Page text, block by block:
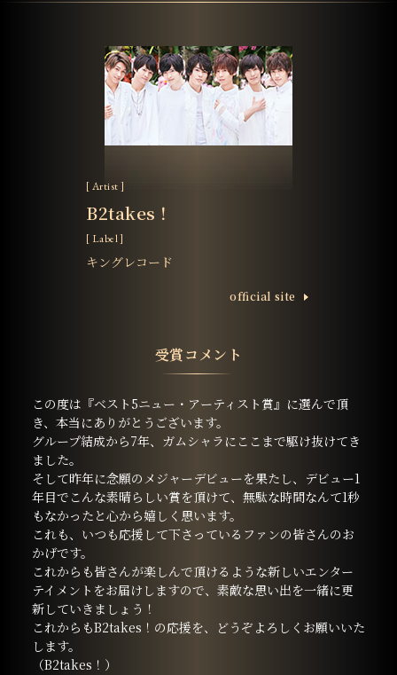
[ Artist ]
B2takes！
[ Label ]
キングレコード
ofﬁcial site
受賞コメント
この度は『ベスト5ニュー・アーティスト賞』に選んで頂
き、本当にありがとうございます。
グループ結成から7年、ガムシャラにここまで駆け抜けてき
ました。
そして昨年に念願のメジャーデビューを果たし、デビュー1
年目でこんな素晴らしい賞を頂けて、無駄な時間なんて1秒
もなかったと心から嬉しく思います。
これも、いつも応援して下さっているファンの皆さんのお
かげです。
これからも皆さんが楽しんで頂けるような新しいエンター
テイメントをお届けしますので、素敵な思い出を一緒に更
新していきましょう！
これからもB2takes！の応援を、どうぞよろしくお願いいた
します。
（B2takes！）